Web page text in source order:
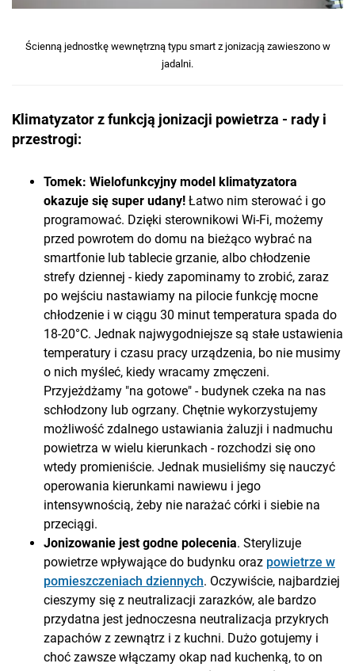
Ścienną jednostkę wewnętrzną typu smart z jonizacją zawieszono w
jadalni.
Klimatyzator z funkcją jonizacji powietrza - rady i
przestrogi:
Tomek: Wielofunkcyjny model klimatyzatora
okazuje się super udany! Łatwo nim sterować i go
programować. Dzięki sterownikowi Wi-Fi, możemy
przed powrotem do domu na bieżąco wybrać na
smartfonie lub tablecie grzanie, albo chłodzenie
strefy dziennej - kiedy zapominamy to zrobić, zaraz
po wejściu nastawiamy na pilocie funkcję mocne
chłodzenie i w ciągu 30 minut temperatura spada do
18-20°C. Jednak najwygodniejsze są stałe ustawienia
temperatury i czasu pracy urządzenia, bo nie musimy
o nich myśleć, kiedy wracamy zmęczeni.
Przyjeżdżamy "na gotowe" - budynek czeka na nas
schłodzony lub ogrzany. Chętnie wykorzystujemy
możliwość zdalnego ustawiania żaluzji i nadmuchu
powietrza w wielu kierunkach - rozchodzi się ono
wtedy promieniście. Jednak musieliśmy się nauczyć
operowania kierunkami nawiewu i jego
intensywnością, żeby nie narażać córki i siebie na
przeciągi.
Jonizowanie jest godne polecenia. Sterylizuje
powietrze wpływające do budynku oraz powietrze w
pomieszczeniach dziennych. Oczywiście, najbardziej
cieszymy się z neutralizacji zarazków, ale bardzo
przydatna jest jednoczesna neutralizacja przykrych
zapachów z zewnątrz i z kuchni. Dużo gotujemy i
choć zawsze włączamy okap nad kuchenką, to on